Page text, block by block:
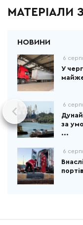
МАТЕРІАЛИ
6
У
6
за
...
6